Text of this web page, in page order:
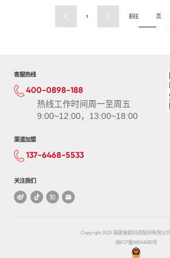
1 前往 页
客服热线
400-0898-188
热线工作时间周一至周五
9:00~12:00，13:00~18:00
渠道加盟
137-6468-5533
关注我们
Copyright 2025 福建睿能科技股份有限公
闽ICP备09044485号